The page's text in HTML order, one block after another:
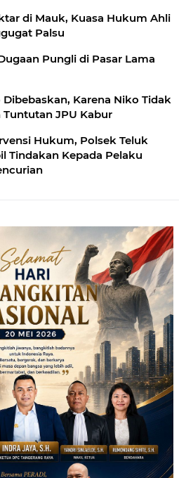
di Mauk, Kuasa Hukum Ahli
Palsu
Pungli di Pasar Lama
Karena Niko Tidak
JPU Kabur
Hukum, Polsek Teluk
Tindakan Kepada Pelaku